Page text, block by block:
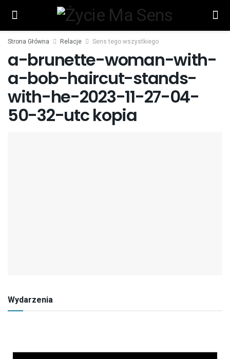
Strona Główna Relacje Sens tego wszystkiego
a-brunette-woman-with-
a-bob-haircut-stands-
with-he-2023-11-27-04-
50-32-utc kopia
Wydarzenia